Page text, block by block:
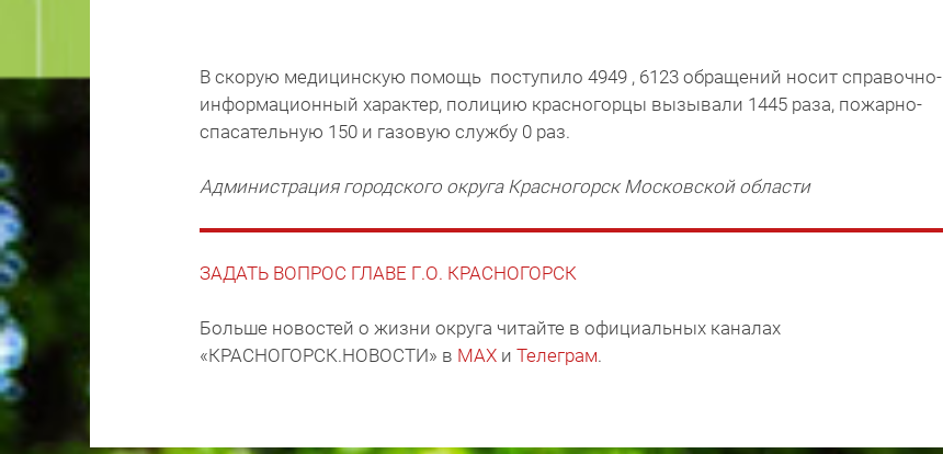
В скорую медицинскую помощь поступило 4949 , 6123 обращений носит справочно-
информационный характер, полицию красногорцы вызывали 1445 раза, пожарно-
спасательную 150 и газовую службу 0 раз.
Администрация городского округа Красногорск Московской области
ЗАДАТЬ ВОПРОС ГЛАВЕ Г.О. КРАСНОГОРСК
Больше новостей о жизни округа читайте в официальных каналах
«КРАСНОГОРСК.НОВОСТИ» в MAX и Телеграм.